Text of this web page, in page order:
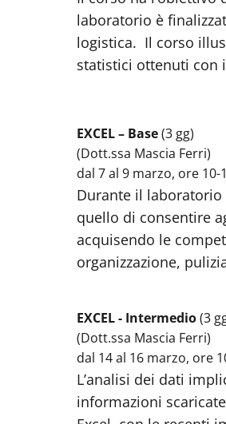
laboratorio è
logistica. Il corso
statistici ottenuti con
EXCEL – Base(3 gg)
(Dott.ssa Mascia Ferri)
dal 7 al 9 marzo, ore 10-
Durante il laboratorio
quello di consentire
acquisendo le
organizzazione,
EXCEL - Intermedio(3
(Dott.ssa Mascia Ferri)
dal 14 al 16 marzo, ore
L’analisi dei dati
informazioni